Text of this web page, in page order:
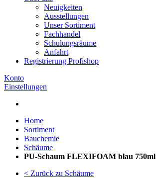
Neuigkeiten
Ausstellungen
Unser Sortiment
Fachhandel
Schulungsräume
Anfahrt
Registrierung Profishop
Konto
Einstellungen
Home
Sortiment
Bauchemie
Schäume
PU-Schaum FLEXIFOAM blau 750ml
< Zurück zu Schäume